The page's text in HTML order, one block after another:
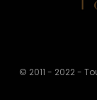
© 2011 - 2022 -